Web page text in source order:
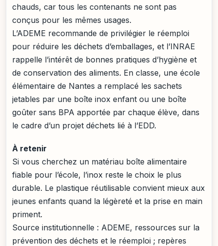
chauds, car tous les contenants ne sont pas
conçus pour les mêmes usages.
L’ADEME recommande de privilégier le réemploi
pour réduire les déchets d’emballages, et l’INRAE
rappelle l’intérêt de bonnes pratiques d’hygiène et
de conservation des aliments. En classe, une école
élémentaire de Nantes a remplacé les sachets
jetables par une boîte inox enfant ou une boîte
goûter sans BPA apportée par chaque élève, dans
le cadre d’un projet déchets lié à l’EDD.
À retenir
Si vous cherchez un matériau boîte alimentaire
fiable pour l’école, l’inox reste le choix le plus
durable. Le plastique réutilisable convient mieux aux
jeunes enfants quand la légèreté et la prise en main
priment.
Source institutionnelle : ADEME, ressources sur la
prévention des déchets et le réemploi ; repères